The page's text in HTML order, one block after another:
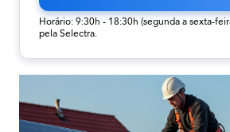
Horário: 9:30h - 18:30h (segunda a sexta-
pela Selectra.